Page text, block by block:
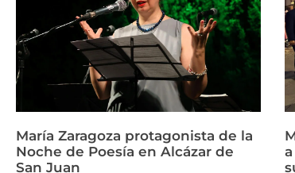
María Zaragoza protagonista de la
Noche de Poesía en Alcázar de
San Juan